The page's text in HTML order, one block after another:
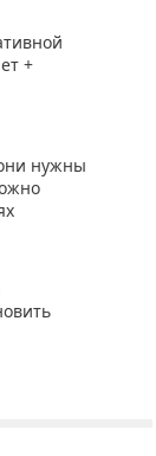
+
нужны